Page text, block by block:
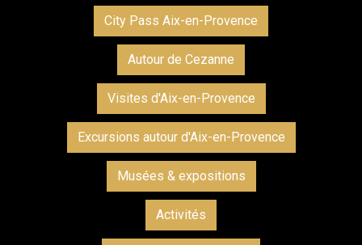
City Pass Aix-en-Provence
Autour de Cezanne
Visites d'Aix-en-Provence
Excursions autour d'Aix-en-Provence
Musées & expositions
Activités